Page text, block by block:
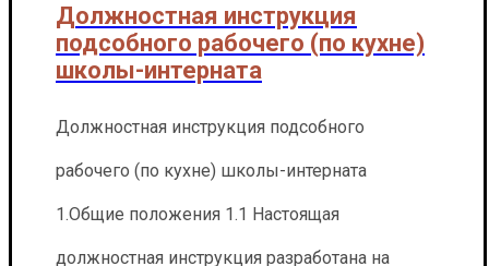
Должностная инструкция
подсобного рабочего (по кухне)
школы-интерната
Должностная инструкция подсобного
рабочего (по кухне) школы-интерната
1.Общие положения 1.1 Настоящая
должностная инструкция разработана на